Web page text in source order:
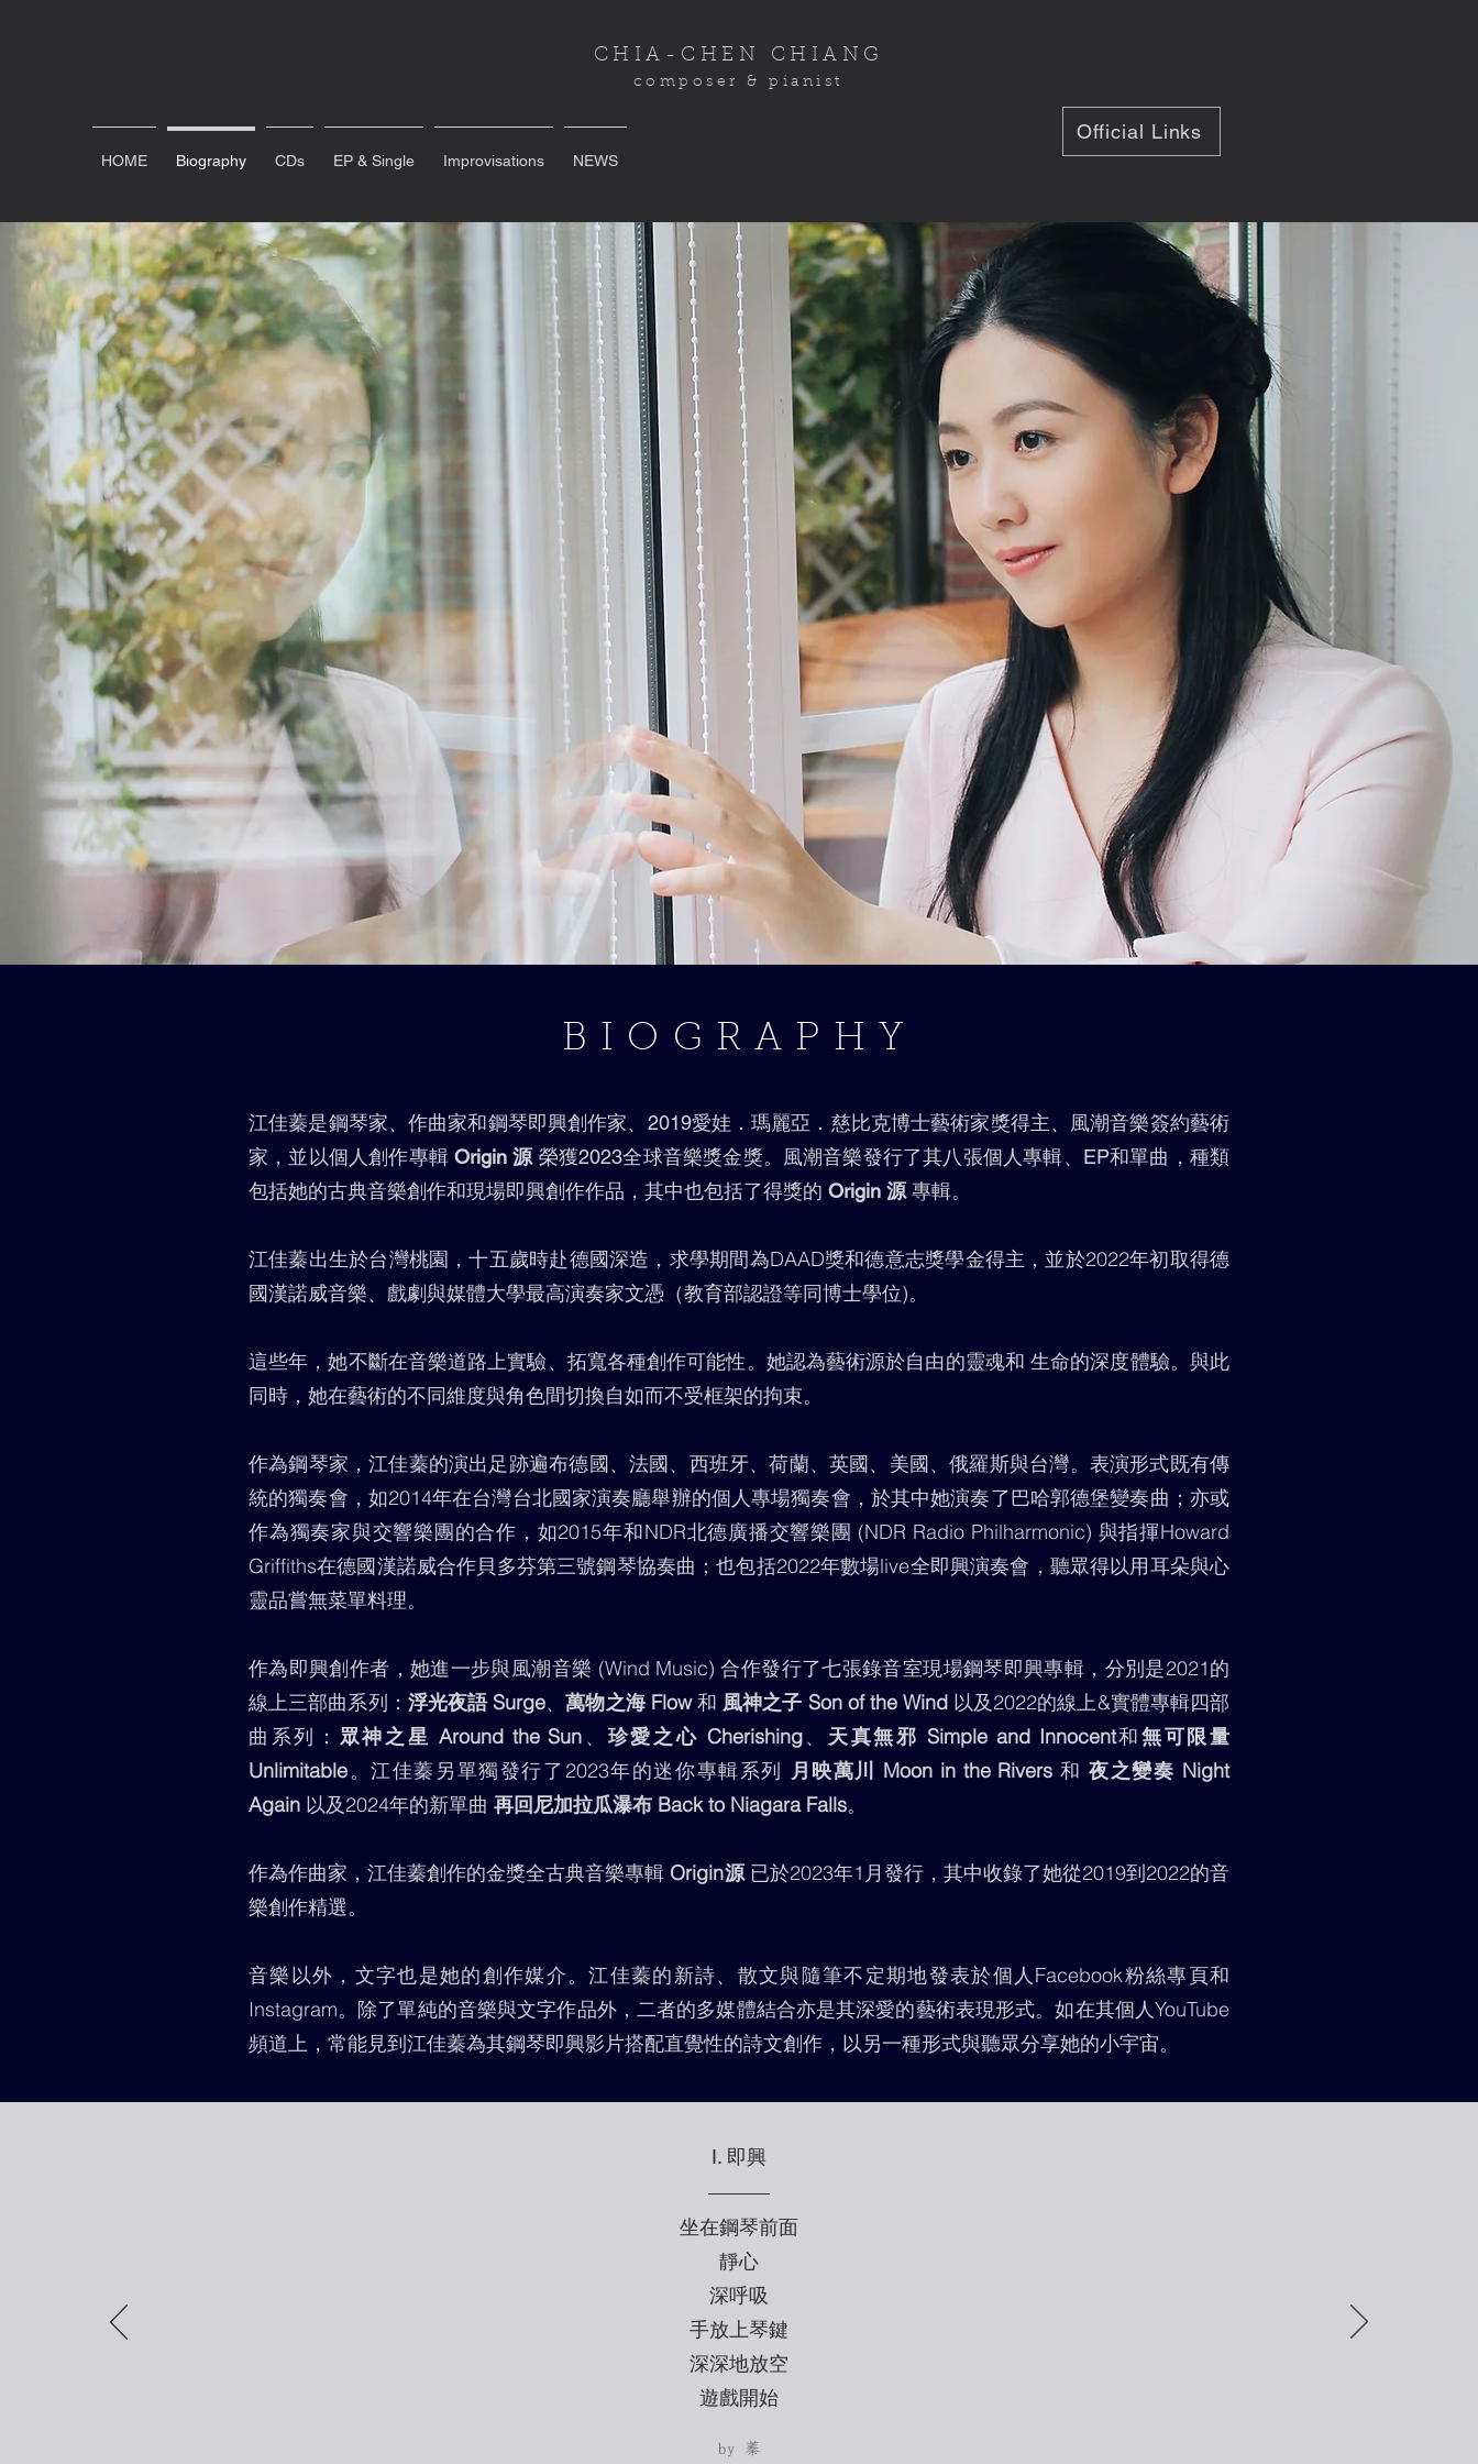
CHIA-CHEN CHIANG
composer & pianist
HOME Biography CDs EP & Single Improvisations NEWS
Official Links
BIOGRAPHY
江佳蓁是鋼琴家、作曲家和鋼琴即興創作家、2019愛娃．瑪麗亞．慈比克博士藝術家獎得主、風潮音樂簽約藝術
家，並以個人創作專輯Origin 源 榮獲2023全球音樂獎金獎。風潮音樂發行了其八張個人專輯、EP和單曲，種類
包括她的古典音樂創作和現場即興創作作品，其中也包括了得獎的 Origin 源 專輯。
江佳蓁出生於台灣桃園，十五歲時赴德國深造，求學期間為DAAD獎和德意志獎學金得主，並於2022年初取得德
國漢諾威音樂、戲劇與媒體大學最高演奏家文憑（教育部認證等同博士學位)。
這些年，她不斷在音樂道路上實驗、拓寬各種創作可能性。她認為藝術源於自由的靈魂和 生命的深度體驗。與此
同時，她在藝術的不同維度與角色間切換自如而不受框架的拘束。
作為鋼琴家，江佳蓁的演出足跡遍布德國、法國、西班牙、荷蘭、英國、美國、俄羅斯與台灣。表演形式既有傳
統的獨奏會，如2014年在台灣台北國家演奏廳舉辦的個人專場獨奏會，於其中她演奏了巴哈郭德堡變奏曲；亦或
作為獨奏家與交響樂團的合作，如2015年和NDR北德廣播交響樂團 (NDR Radio Philharmonic) 與指揮Howard
Griffiths在德國漢諾威合作貝多芬第三號鋼琴協奏曲；也包括2022年數場live全即興演奏會，聽眾得以用耳朵與心
靈品嘗無菜單料理。
作為即興創作者，她進一步與風潮音樂 (Wind Music) 合作發行了七張錄音室現場鋼琴即興專輯，分別是2021的
線上三部曲系列： 浮光夜語 Surge、萬物之海 Flow和 風神之子 Son of the Wind以及2022的線上&實體專輯四部
曲系列： 眾神之星 Around the Sun 、 珍愛之心 Cherishing、 天真無邪 Simple and Innocent和無可限量
Unlimitable。江佳蓁另單獨發行了2023年的迷你專輯系列 月映萬川 Moon in the Rivers 和夜之變奏 Night
Again 以及2024年的新單曲 再回尼加拉瓜瀑布 Back to Niagara Falls。
作為作曲家，江佳蓁創作的金獎全古典音樂專輯 Origin源已於2023年1月發行，其中收錄了她從2019到2022的音
樂創作精選。
音樂以外，文字也是她的創作媒介。江佳蓁的新詩、散文與隨筆不定期地發表於個人Facebook粉絲專頁和
Instagram。除了單純的音樂與文字作品外，二者的多媒體結合亦是其深愛的藝術表現形式。如在其個人YouTube
頻道上，常能見到江佳蓁為其鋼琴即興影片搭配直覺性的詩文創作，以另一種形式與聽眾分享她的小宇宙。
I. 即興
坐在鋼琴前面
靜心
深呼吸
手放上琴鍵
深深地放空
遊戲開始
by 蓁